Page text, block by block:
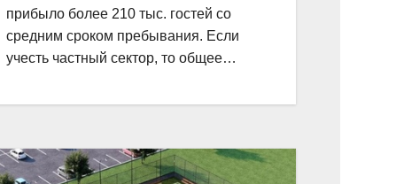
прибыло более 210 тыс. гостей со
средним сроком пребывания. Если
учесть частный сектор, то общее…